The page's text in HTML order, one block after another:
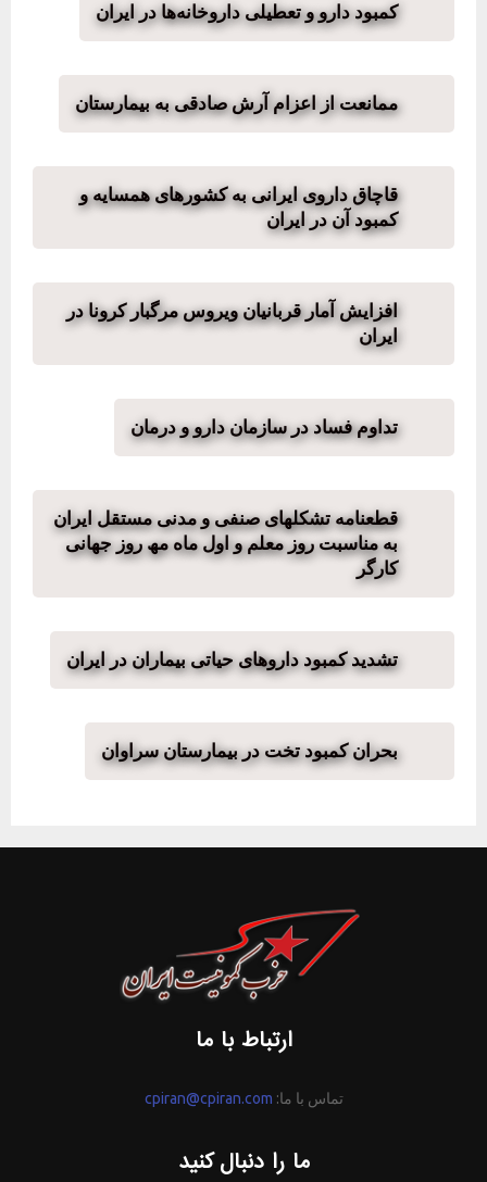
کمبود دارو و تعطیلی داروخانه‌ها در ایران
ممانعت از اعزام آرش صادقی به بیمارستان
قاچاق داروی ایرانی به کشورهای همسایه و
کمبود آن در ایران
افزایش آمار قربانیان ویروس مرگبار کرونا در
ایران
تداوم فساد در سازمان دارو و درمان
قطعنامه تشکلھای صنفی و مدنی مستقل ایران
به مناسبت روز معلم و اول ماه مھ روز جھانی
کارگر
تشدید کمبود داروهای حیاتی بیماران در ایران
بحران کمبود تخت در بیمارستان سراوان
ارتباط با ما
تماس با ما: cpiran@cpiran.com
ما را دنبال کنید